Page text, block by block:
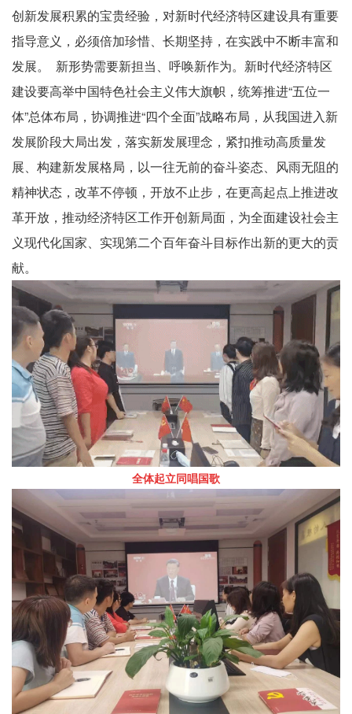
创新发展积累的宝贵经验，对新时代经济特区建设具有重要
指导意义，必须倍加珍惜、长期坚持，在实践中不断丰富和
发展。 新形势需要新担当、呼唤新作为。新时代经济特区
建设要高举中国特色社会主义伟大旗帜，统筹推进“五位一
体”总体布局，协调推进“四个全面”战略布局，从我国进入新
发展阶段大局出发，落实新发展理念，紧扣推动高质量发
展、构建新发展格局，以一往无前的奋斗姿态、风雨无阻的
精神状态，改革不停顿，开放不止步，在更高起点上推进改
革开放，推动经济特区工作开创新局面，为全面建设社会主
义现代化国家、实现第二个百年奋斗目标作出新的更大的贡
献。
全体起立同唱国歌